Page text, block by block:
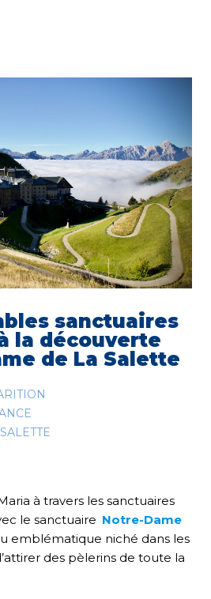
sanctuaires
la découverte
de La Salette
à travers les sanctuaires
le sanctuaire Notre-Dame
emblématique niché dans les
des pèlerins de toute la